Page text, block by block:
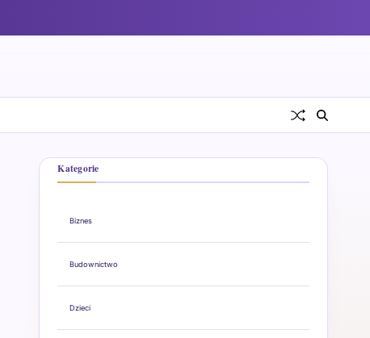
Kategorie
Biznes
Budownictwo
Dzieci